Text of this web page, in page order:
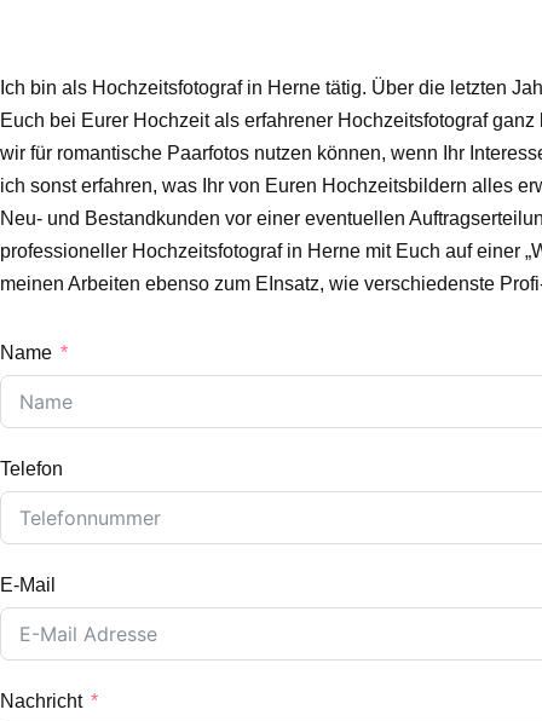
Ich bin als Hochzeitsfotograf in Herne tätig. Über die letzten
Euch bei Eurer Hochzeit als erfahrener Hochzeitsfotograf
wir für romantische Paarfotos nutzen können, wenn Ihr
ich sonst erfahren, was Ihr von Euren Hochzeitsbildern alles
Neu- und Bestandkunden vor einer eventuellen
professioneller Hochzeitsfotograf in Herne mit Euch auf einer
meinen Arbeiten ebenso zum EInsatz, wie verschiedenste
Name
Telefon
E-Mail
Nachricht